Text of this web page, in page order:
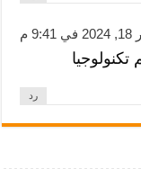
م
تكنولوجيا
رد